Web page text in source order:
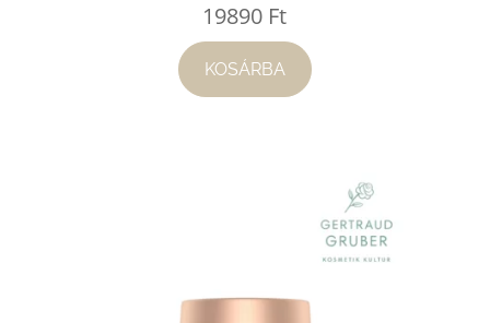
19890 Ft
KOSÁRBA